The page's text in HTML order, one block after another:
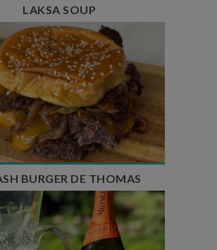
LAKSA SOUP
de préparation : 20 min
de cuisson : 5 à 10 min
Nombre de couverts : 4
BURGER DE THOMAS